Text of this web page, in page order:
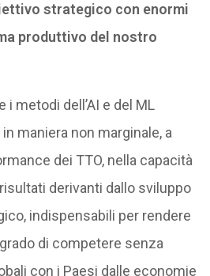
strategico con enormi
produttivo del nostro
i metodi dell’AI e del ML
maniera non marginale, a
dei TTO, nella capacità
derivanti dallo sviluppo
indispensabili per rendere
di competere senza
con i Paesi dalle economie